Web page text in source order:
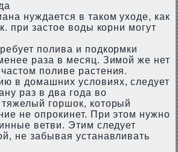
нуждается в таком уходе, как
при застое воды корни могут
полива и подкормки
раза в месяц. Зимой же нет
поливе растения.
в домашних условиях, следует
раз в два года во
горшок, который
не опрокинет. При этом нужно
ветви. Этим следует
не забывая устанавливать